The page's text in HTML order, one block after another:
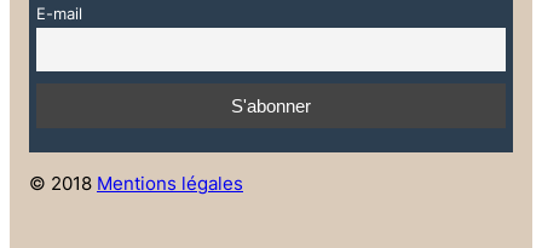
E-mail
© 2018 Mentions légales